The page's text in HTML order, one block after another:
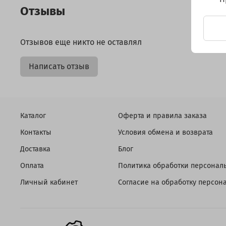
Отзывы
Отзывов еще никто не оставлял
Написать отзыв
Каталог
Контакты
Доставка
Оплата
Личный кабинет
Оферта и правила заказа
Условия обмена и возврата
Блог
Политика обработки
Согласие на обработку